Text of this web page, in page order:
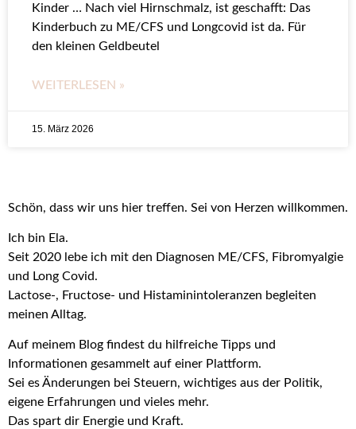
Kinder … Nach viel Hirnschmalz, ist geschafft: Das
Kinderbuch zu ME/CFS und Longcovid ist da. Für
den kleinen Geldbeutel
WEITERLESEN »
15. März 2026
Schön, dass wir uns hier treffen. Sei von Herzen willkommen.
Ich bin Ela.
Seit 2020 lebe ich mit den Diagnosen ME/CFS, Fibromyalgie
und Long Covid.
Lactose-, Fructose- und Histaminintoleranzen begleiten
meinen Alltag.
Auf meinem Blog findest du hilfreiche Tipps und
Informationen gesammelt auf einer Plattform.
Sei es Änderungen bei Steuern, wichtiges aus der Politik,
eigene Erfahrungen und vieles mehr.
Das spart dir Energie und Kraft.